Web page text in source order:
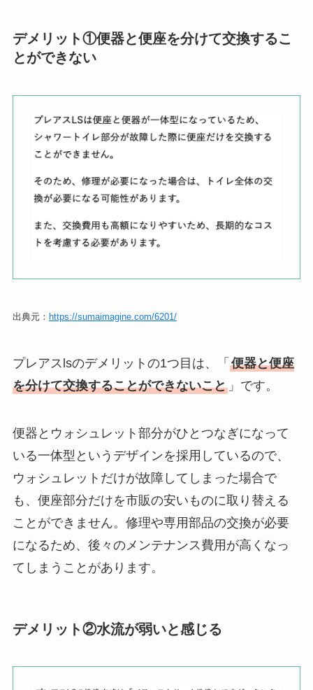
デメリット①便器と便座を分けて交換するこ
とができない
出典元： https://sumaimagine.com/6201/
プレアスlsのデメリットの1つ目は、「 便器と便座
を分けて交換することができないこと」です。
便器とウォシュレット部分がひとつなぎになって
いる一体型というデザインを採用しているので、
ウォシュレットだけが故障してしまった場合で
も、便座部分だけを市販の安いものに取り替える
ことができません。修理や専用部品の交換が必要
になるため、後々のメンテナンス費用が高くなっ
てしまうことがあります。
デメリット②水流が弱いと感じる